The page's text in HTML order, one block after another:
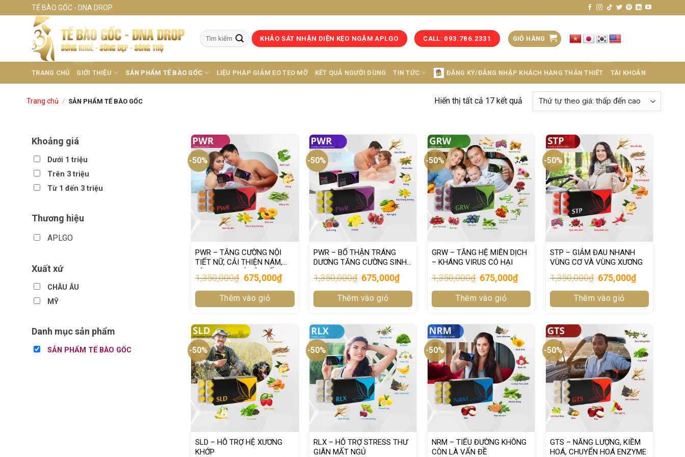
to
TẾ BÀO GỐC - DNA DROP
Tìm
kiếm:
KHẢO SÁT NHẬN DIỆN KẸO NGẬM APLGO CALL: 093.786.2331 GIỎ HÀNG
TRANG CHỦ GIỚI THIỆU SẢN PHẨM TẾ BÀO GỐC LIỆU PHÁP GIẢM EO TEO MỠ KẾT QUẢ NGƯỜI DÙNG TIN TỨC ĐĂNG KÝ/ĐĂNG NHẬP KHÁCH HÀNG THÂN THIẾT TÀI KHOẢN
Trang chủ / SẢN PHẨM TẾ BÀO GỐC Hiển thị tất cả 17 kết quả
Khoảng giá
Dưới 1 triệu
Trên 3 triệu
Từ 1 đến 3 triệu
Thương hiệu
APLGO
Xuất xứ
CHÂU ÂU
MỸ
Danh mục sản phẩm
SẢN PHẨM TẾ BÀO GỐC
-50%
PWR – TĂNG CƯỜNG NỘI
TIẾT NỮ, CẢI THIỆN NÁM,
TÀN NHANG VÌ NỘI TIẾT
1,350,000₫ Original
price
was:
1,350,000₫.
675,000₫Current
price
is:
Thêm vào giỏ
-50%
PWR – BỔ THẬN TRÁNG
DƯƠNG TĂNG CƯỜNG SINH
1,350,000₫ Original
price
was:
1,350,000₫.
675,000₫Current
price
is:
Thêm vào giỏ
-50%
GRW – TĂNG HỆ MIỄN DỊCH
– KHÁNG VIRUS CÓ HẠI
1,350,000₫ Original
price
was:
1,350,000₫.
675,000₫Current
price
is:
Thêm vào giỏ
-50%
STP – GIẢM ĐAU NHANH
VÙNG CƠ VÀ VÙNG XƯƠNG
1,350,000₫ Original
price
was:
1,350,000₫.
675,000₫Current
price
is:
Thêm vào giỏ
-50%
SLD – HỖ TRỢ HỆ XƯƠNG
KHỚP
-50%
RLX – HỖ TRỢ STRESS THƯ
GIÃN MẤT NGỦ
-50%
NRM – TIỂU ĐƯỜNG KHÔNG
CÒN LÀ VẤN ĐỀ
-50%
GTS – NĂNG LƯỢNG, KIỀM
HOÁ, CHUYỂN HOÁ ENZYME